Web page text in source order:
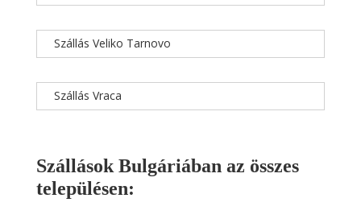
Szállás Veliko Tarnovo
Szállás Vraca
Szállások Bulgáriában az összes
településen: